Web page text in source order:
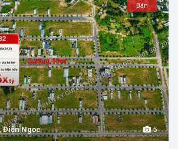
5
,Điện Ngọc
Bán